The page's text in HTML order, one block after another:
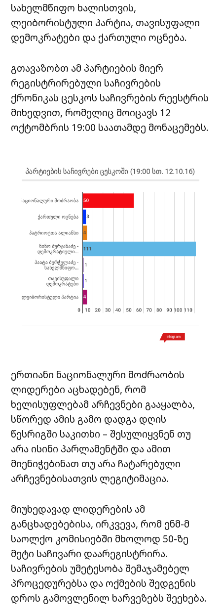
სახელმწიფო ხალისთვის,
ლეიბორისტული პარტია, თავისუფალი
დემოკრატები და ქართული ოცნება.
გთავაზობთ ამ პარტიების მიერ
რეგისტრირებული საჩივრების
ქრონიკას ცესკოს საჩივრების რეესტრის
მიხედვით, რომელიც მოიცავს 12
ოქტომბრის 19:00 საათამდე მონაცემებს.
ერთიანი ნაციონალური მოძრაობის
ლიდერები აცხადებენ, რომ
ხელისუფლებამ არჩევნები გააყალბა,
სწორედ ამის გამო დადგა დღის
წესრიგში საკითხი – შესულიყვნენ თუ
არა ისინი პარლამენტში და ამით
მიენიჭებინათ თუ არა ჩატარებული
არჩევნებისათვის ლეგიტიმაცია.
მიუხედავად ლიდერების ამ
განცხადებებისა, ირკვევა, რომ ენმ-მ
საოლქო კომისიებში მხოლოდ 50-ზე
მეტი საჩივარი დაარეგისტრირა.
საჩივრების უმეტესობა შემაჯამებელ
პროცედურებსა და ოქმების შედგენის
დროს გამოვლენილ ხარვეზებს შეეხება.